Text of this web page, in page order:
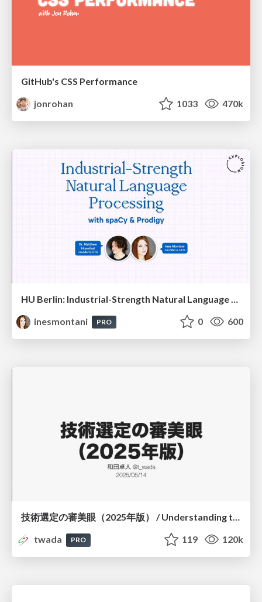
GitHub's CSS Performance
jonrohan
1033 470k
HU Berlin: Industrial-Strength Natural Language Processing with spaCy and Prodigy
inesmontani
PRO 0 600
技術選定の審美眼（2025年版） / Understanding the Spiral of Technologies 2025 edition
twada
PRO 119 120k